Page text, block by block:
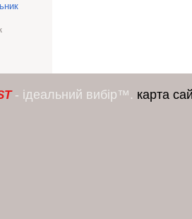
- ідеальний вибір™. карта